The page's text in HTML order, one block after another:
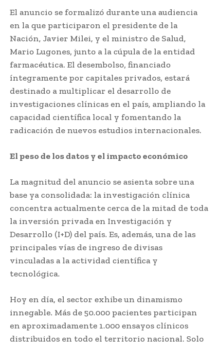
El anuncio se formalizó durante una audiencia
en la que participaron el presidente de la
Nación, Javier Milei, y el ministro de Salud,
Mario Lugones, junto a la cúpula de la entidad
farmacéutica. El desembolso, financiado
íntegramente por capitales privados, estará
destinado a multiplicar el desarrollo de
investigaciones clínicas en el país, ampliando la
capacidad científica local y fomentando la
radicación de nuevos estudios internacionales.
El peso de los datos y el impacto económico
La magnitud del anuncio se asienta sobre una
base ya consolidada: la investigación clínica
concentra actualmente cerca de la mitad de toda
la inversión privada en Investigación y
Desarrollo (I+D) del país. Es, además, una de las
principales vías de ingreso de divisas
vinculadas a la actividad científica y
tecnológica.
Hoy en día, el sector exhibe un dinamismo
innegable. Más de 50.000 pacientes participan
en aproximadamente 1.000 ensayos clínicos
distribuidos en todo el territorio nacional. Solo